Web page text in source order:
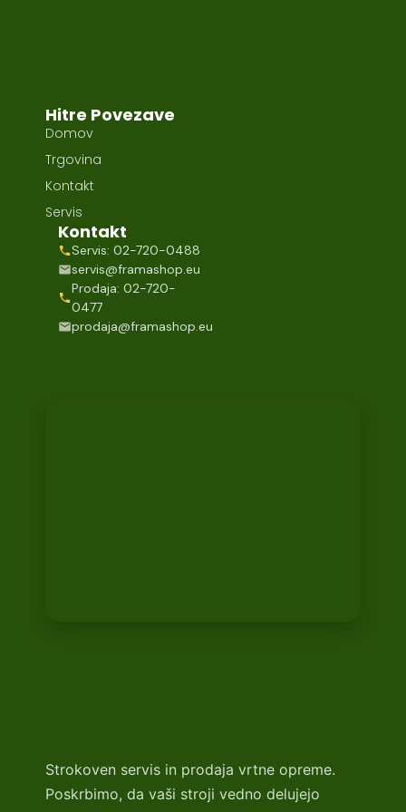
Strokoven servis in prodaja vrtne opreme.
Poskrbimo, da vaši stroji vedno delujejo
Hitre Povezave
Domov
Trgovina
Kontakt
Servis
Kontakt
Servis: 02-720-0488
servis@framashop.eu
Prodaja: 02-720-
0477
prodaja@framashop.eu